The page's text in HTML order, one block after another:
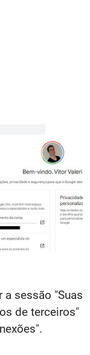
a sessão "Suas
de terceiros"